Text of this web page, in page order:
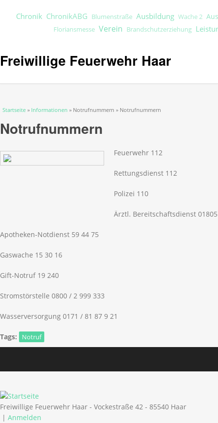
Chronik ChronikABG Blumenstraße Ausbildung Wache 2
Floriansmesse Verein Brandschutzerziehung
Freiwillige Feuerwehr Haar
Sie sind hier
Startseite » Informationen » Notrufnummern » Notrufnummern
Notrufnummern
Feuerwehr 112
Rettungsdienst 112
Polizei 110
Ärztl. Bereitschaftsdienst
Apotheken-Notdienst 59 44 75
Gaswache 15 30 16
Gift-Notruf 19 240
Stromstörstelle 0800 / 2 999 333
Wasserversorgung 0171 / 81 87 9 21
Tags: Notruf
Freiwillige Feuerwehr Haar - Vockestraße 42 - 85540 Haar
| Anmelden